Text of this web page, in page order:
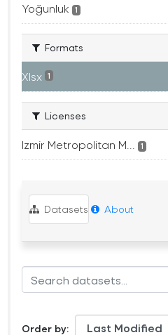
Yoğunluk 1
Formats
Xlsx 1
Licenses
Izmir Metropolitan M... 1
Datasets About
Order by